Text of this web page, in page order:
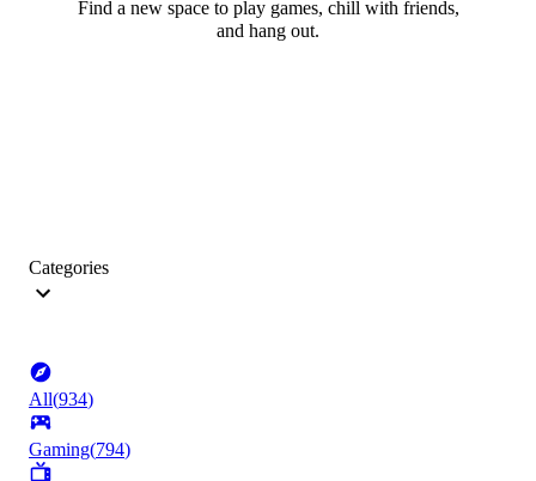
Find a new space to play games, chill with friends,
and hang out.
Categories
All(934)
Gaming(794)